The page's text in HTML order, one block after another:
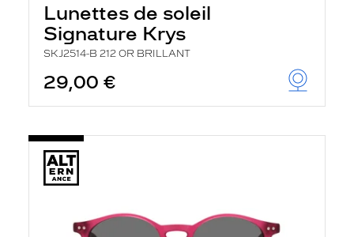
Lunettes de soleil
Signature Krys
SKJ2514-B 212 OR BRILLANT
29,00 €